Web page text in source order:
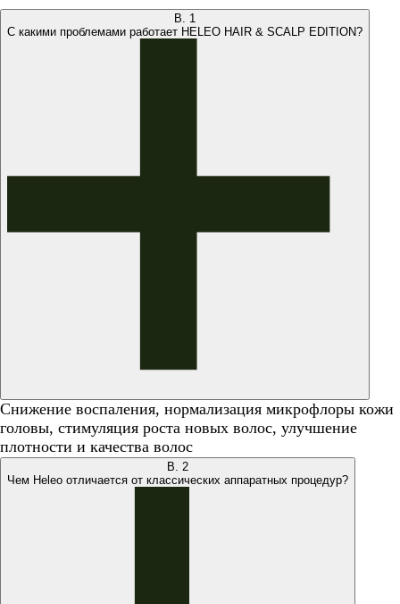
В. 1
С какими проблемами работает HELEO HAIR & SCALP EDITION?
Снижение воспаления, нормализация микрофлоры кожи
головы, стимуляция роста новых волос, улучшение
плотности и качества волос
В. 2
Чем Heleo отличается от классических аппаратных процедур?